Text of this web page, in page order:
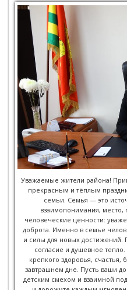
Уважаемые жители района!
прекрасным и тёплым
семьи. Семья — это
взаимопонимания,
человеческие ценности:
доброта. Именно в семье
и силы для новых достижений.
согласие и душевное
крепкого здоровья, счастья,
завтрашнем дне. Пусть ваши
детским смехом и взаимной